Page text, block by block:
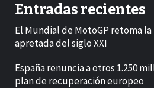
Entradas recientes
El Mundial de MotoGP retoma
apretada del siglo XXI
España renuncia a otros 1.250
plan de recuperación europeo